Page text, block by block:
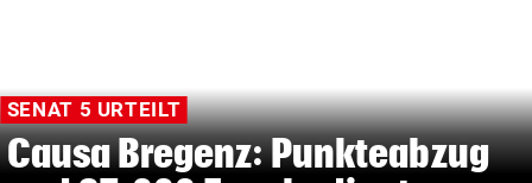
SENAT 5 URTEILT
Causa Bregenz: Punkteabzug